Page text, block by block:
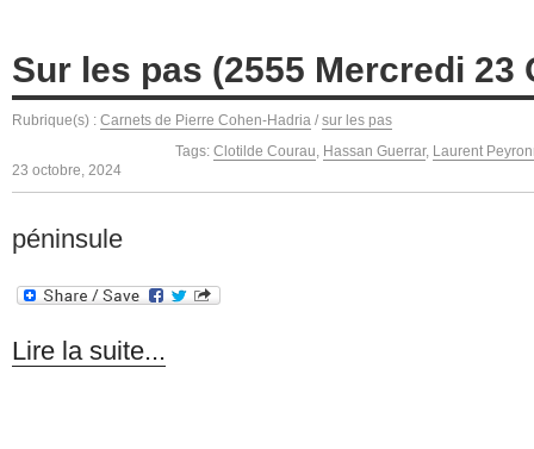
Sur les pas (2555 Mercredi 23
Rubrique(s) : Carnets de Pierre Cohen-Hadria / sur les pas
Tags: Clotilde Courau Hassan Guerrar, Laurent
23 octobre, 2024
péninsule
Lire la suite...